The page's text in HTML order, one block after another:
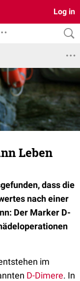
Log in
Leben
dass die
nach einer
Der Marker D-
im
D-Dimere. In